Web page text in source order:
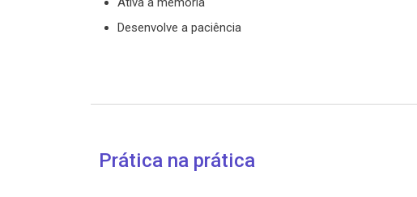
Desenvolve a paciência
Prática na prática